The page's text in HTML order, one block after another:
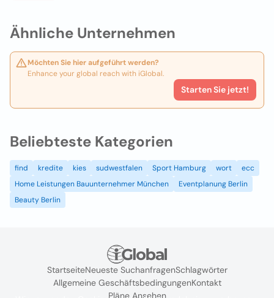
Ähnliche Unternehmen
Möchten Sie hier aufgeführt werden?
Enhance your global reach with iGlobal.
Starten Sie jetzt!
Beliebteste Kategorien
find kredite kies sudwestfalen Sport Hamburg wort
ecc
Home Leistungen Bauunternehmer München
Eventplanung Berlin
Beauty Berlin
StartseiteNeueste SuchanfragenSchlagwörter
Allgemeine GeschäftsbedingungenKontakt
Pläne Ansehen